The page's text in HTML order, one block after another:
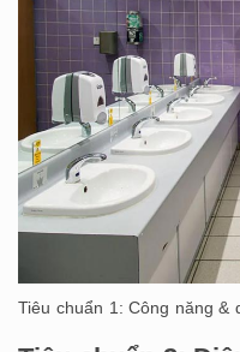
Tiêu chuẩn 1: Công năng &